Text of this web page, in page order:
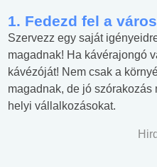
1. Fedezd fel a
Szervezz egy saját
magadnak! Ha kávérajongó
kávézóját! Nem csak a
magadnak, de jó szórakozás
helyi vállalkozásokat.